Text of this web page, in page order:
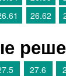
26.62
27.6